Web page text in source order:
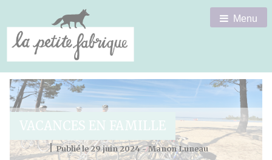
Menu
VACANCES EN FAMILLE
|Publié le 29 juin 2024 - Manon Luneau